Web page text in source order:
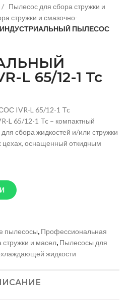
Пылесос для сбора стружки и
стружки и смазочно-
ИНДУСТРИАЛЬНЫЙ ПЫЛЕСОС
L 65/12-1 Tc
IVR-L 65/12-1 Tc
L 65/12-1 Tc – компактный
сбора жидкостей и/или стружки
оснащенный откидным
пылесосы, Профессиональная
и масел, Пылесосы для
жидкости